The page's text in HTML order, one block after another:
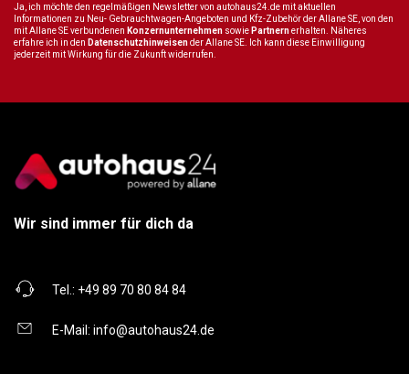
Ja, ich möchte den regelmäßigen Newsletter von autohaus24.de mit aktuellen
Informationen zu Neu- Gebrauchtwagen-Angeboten und Kfz-Zubehör der Allane SE, von den
mit Allane SE verbundenen Konzernunternehmen sowie Partnernerhalten. Näheres
erfahre ich in den Datenschutzhinweisender Allane SE. Ich kann diese Einwilligung
jederzeit mit Wirkung für die Zukunft widerrufen.
Wir sind immer für dich da
Tel.: +49 89 70 80 84 84
E-Mail: info@autohaus24.de